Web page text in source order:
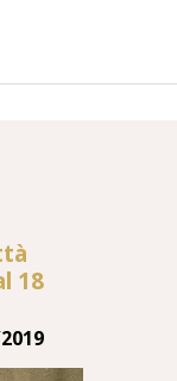
18